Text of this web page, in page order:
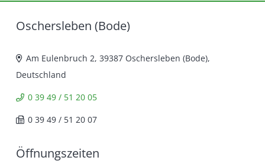
Oschersleben (Bode)
Am Eulenbruch 2, 39387 Oschersleben (Bode),
Deutschland
0 39 49 / 51 20 05
0 39 49 / 51 20 07
Öffnungszeiten